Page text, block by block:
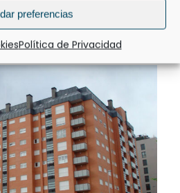
preferencias
Política de Privacidad